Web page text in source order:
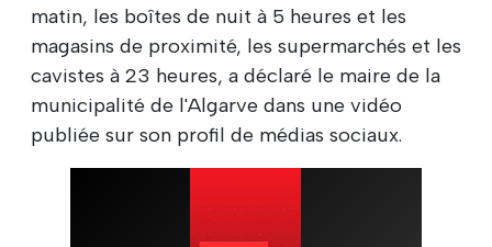
matin, les boîtes de nuit à 5 heures et les
magasins de proximité, les supermarchés et les
cavistes à 23 heures, a déclaré le maire de la
municipalité de l'Algarve dans une vidéo
publiée sur son profil de médias sociaux.